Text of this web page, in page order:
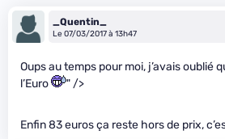
_Quentin_
Le 07/03/2017 à 13h47
Oups au temps pour moi, j’avais oublié
l’Euro
" />
Enfin 83 euros ça reste hors de prix,